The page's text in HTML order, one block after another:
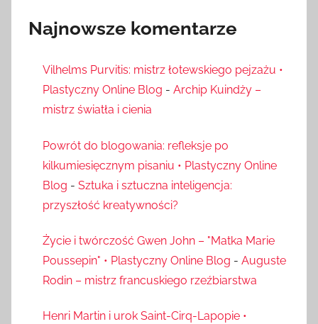
Najnowsze komentarze
Vilhelms Purvitis: mistrz łotewskiego pejzażu •
Plastyczny Online Blog - Archip Kuindży –
mistrz światła i cienia
Powrót do blogowania: refleksje po
kilkumiesięcznym pisaniu • Plastyczny Online
Blog - Sztuka i sztuczna inteligencja:
przyszłość kreatywności?
Życie i twórczość Gwen John – "Matka Marie
Poussepin" • Plastyczny Online Blog - Auguste
Rodin – mistrz francuskiego rzeźbiarstwa
Henri Martin i urok Saint-Cirq-Lapopie •